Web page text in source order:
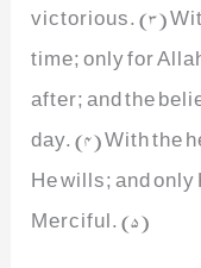
victorious. (3)
time; only for
after; and the
day. (4) With the
He wills; and
Merciful. (5)